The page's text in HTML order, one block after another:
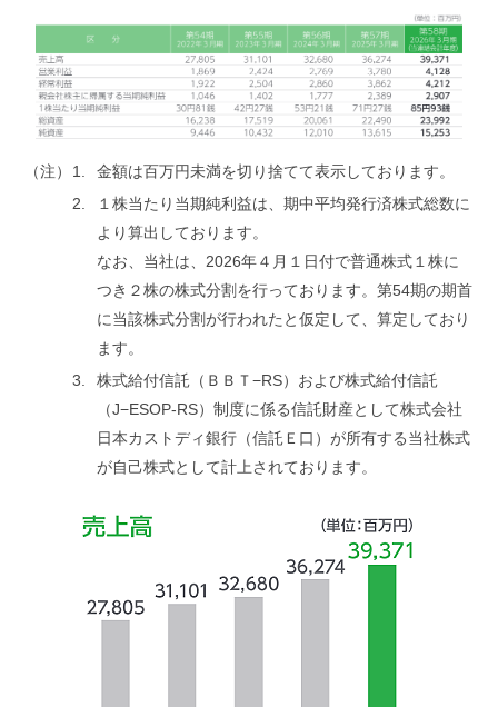
（注）
金額は百万円未満を切り捨てて表示しております。
１株当たり当期純利益は、期中平均発行済株式総数に
より算出しております。
なお、当社は、2026年４月１日付で普通株式１株に
つき２株の株式分割を行っております。第54期の期首
に当該株式分割が行われたと仮定して、算定しており
ます。
株式給付信託（ＢＢＴ−RS）および株式給付信託
（J−ESOP-RS）制度に係る信託財産として株式会社
日本カストディ銀行（信託Ｅ口）が所有する当社株式
が自己株式として計上されております。